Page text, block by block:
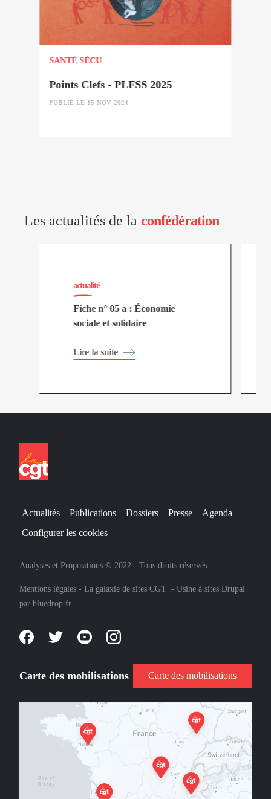
SANTÉ SÉCU
Points Clefs - PLFSS 2025
PUBLIÉ LE 15 NOV 2024
Les actualités de la confédération
actualité
Fiche n° 05 a : Économie
sociale et solidaire
Lire la suite
Actualités Publications Dossiers Presse
Agenda
Configurer les cookies
Analyses et Propositions © 2022 - Tous droits réservés
Mentions légales - La galaxie de sites CGT - Usine à sites Drupal
par bluedrop.fr
Carte des mobilisations Carte des mobilisations